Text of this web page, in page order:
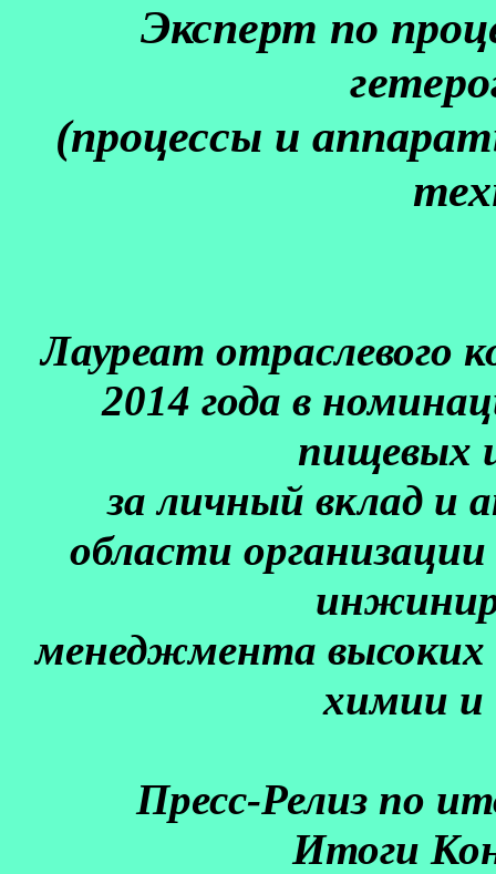
Эксперт по
(процессы и
Лауреат отраслевого
2014 года в
пищевых
за личный вклад и
области организации
менеджмента высоких
химии и
Пресс-Релиз по
Итоги